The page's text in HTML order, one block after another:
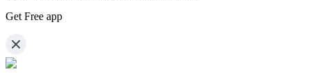
Get Free app